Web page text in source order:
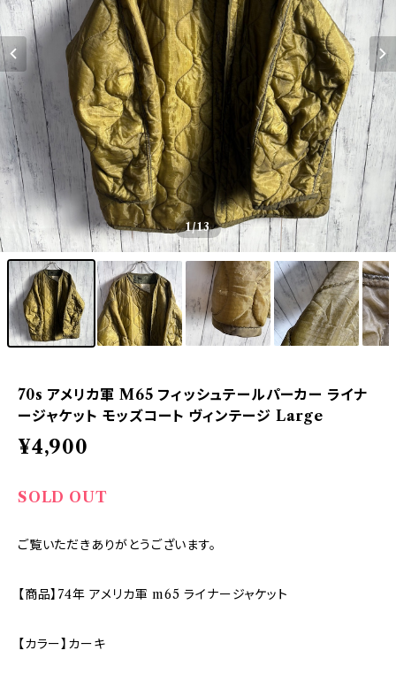
1/13
70s アメリカ軍 M65 フィッシュテールパーカー ライナ
ージャケット モッズコート ヴィンテージ Large
¥4,900
SOLD OUT
ご覧いただきありがとうございます。
【商品】74年 アメリカ軍 m65 ライナージャケット
【カラー】カーキ